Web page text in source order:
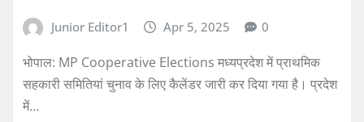
Junior Editor1 Apr 5, 2025 0
भोपाल: MP Cooperative Elections मध्यप्रदेश में प्राथमिक
सहकारी समितियां चुनाव के लिए कैलेंडर जारी कर दिया गया है। प्रदेश
में…